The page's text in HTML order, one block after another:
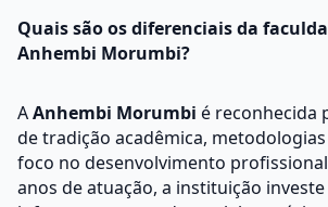
Quais são os diferenciais da
Anhembi Morumbi?
AAnhembi Morumbi é reconhecida
de tradição acadêmica,
foco no desenvolvimento
anos de atuação, a instituição investe